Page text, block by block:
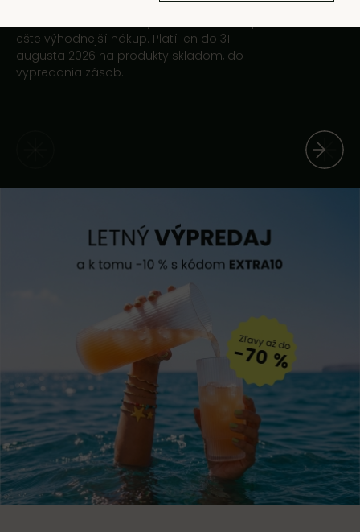
Vyberte si z viac ako 450 produktov v zľave
ešte výhodnejší nákup. Platí len do 31.
augusta 2026 na produkty skladom, do
vypredania zásob.